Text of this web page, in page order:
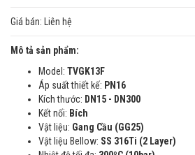
Giá bán: Liên hệ
Mô tả sản phẩm:
Model: TVGK13F
Áp suất thiết kế: PN16
Kích thước: DN15 - DN300
Kết nối: Bích
Vật liệu: Gang Cầu (GG25)
Vật liệu Bellow: SS 316Ti (2 Layer)